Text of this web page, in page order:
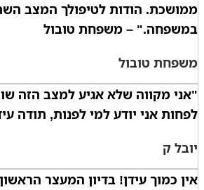
ממושכת. הודות לטיפולך המצב
במשפחה." – משפחת טובול
משפחת טובול
"אני מקווה שלא אגיע למצב הזה
לפחות אני יודע למי לפנות, תודה
יובל ק
אין כמוך עידן! בדיון המעצר